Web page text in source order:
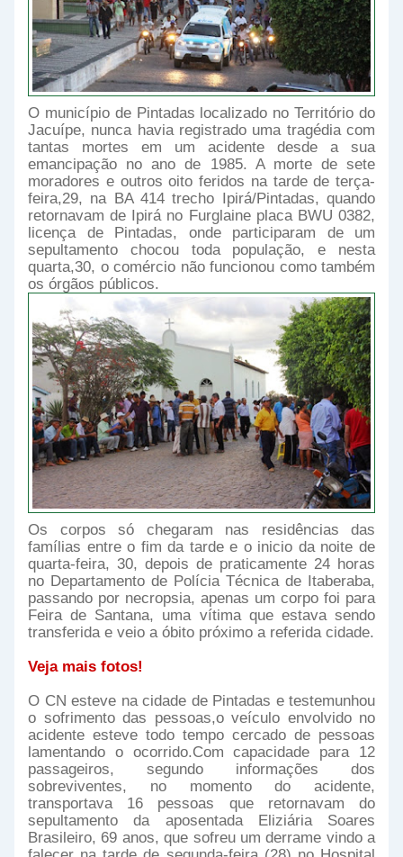
O município de Pintadas localizado no Território do
Jacuípe, nunca havia registrado uma tragédia com
tantas mortes em um acidente desde a sua
emancipação no ano de 1985. A morte de sete
moradores e outros oito feridos na tarde de terça-
feira,29, na BA 414 trecho Ipirá/Pintadas, quando
retornavam de Ipirá no Furglaine placa BWU 0382,
licença de Pintadas, onde participaram de um
sepultamento chocou toda população, e nesta
quarta,30, o comércio não funcionou como também
os órgãos públicos.
Os corpos só chegaram nas residências das
famílias entre o fim da tarde e o inicio da noite de
quarta-feira, 30, depois de praticamente 24 horas
no Departamento de Polícia Técnica de Itaberaba,
passando por necropsia, apenas um corpo foi para
Feira de Santana, uma vítima que estava sendo
transferida e veio a óbito próximo a referida cidade.
Veja mais fotos!
O CN esteve na cidade de Pintadas e testemunhou
o sofrimento das pessoas,o veículo envolvido no
acidente esteve todo tempo cercado de pessoas
lamentando o ocorrido.Com capacidade para 12
passageiros, segundo informações dos
sobreviventes, no momento do acidente,
transportava 16 pessoas que retornavam do
sepultamento da aposentada Eliziária Soares
Brasileiro, 69 anos, que sofreu um derrame vindo a